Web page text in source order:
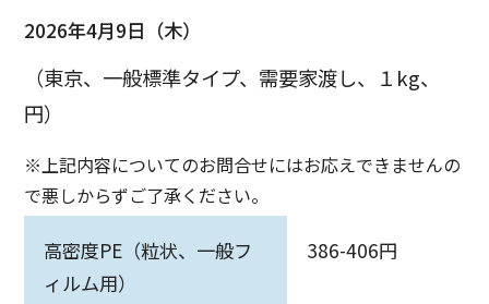
2026年4月9日（木）
（東京、一般標準タイプ、需要家渡し、１kg、
円）
※上記内容についてのお問合せにはお応えできませんの
で悪しからずご了承ください。
高密度PE（粒状、一般フ
ィルム用）
386-406円